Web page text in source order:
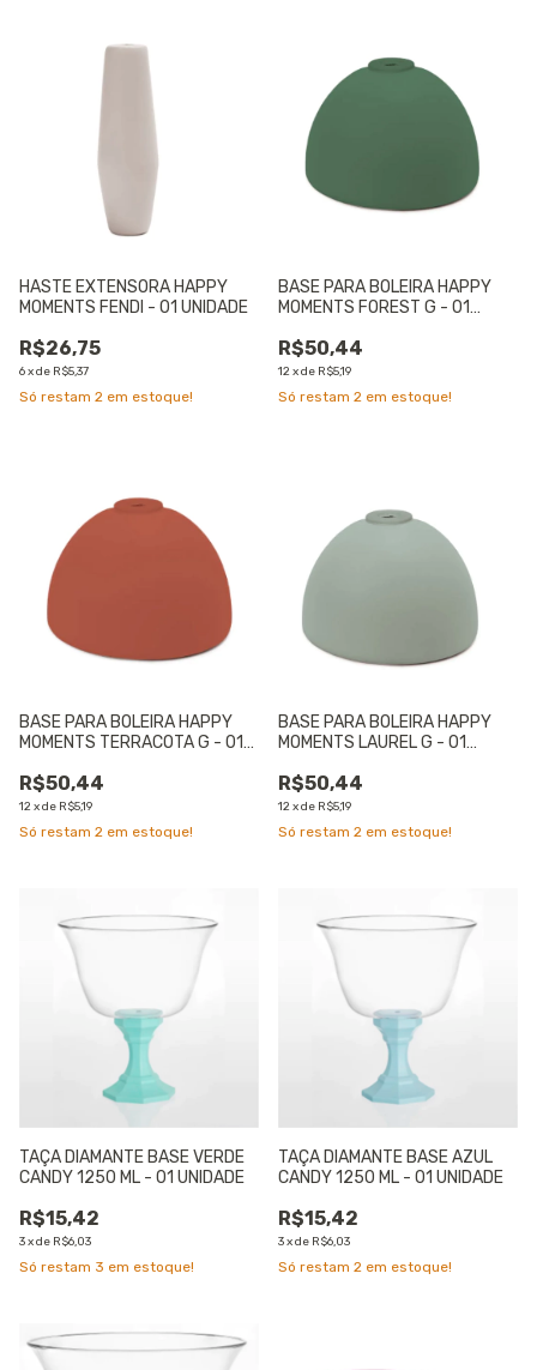
HASTE EXTENSORA HAPPY
MOMENTS FENDI - 01 UNIDADE
R$26,75
6xde R$5,37
Só restam 2 em estoque!
BASE PARA BOLEIRA HAPPY
MOMENTS FOREST G - 01
R$50,44
12xde R$5,19
Só restam 2 em estoque!
BASE PARA BOLEIRA HAPPY
MOMENTS TERRACOTA G - 01
R$50,44
12xde R$5,19
Só restam 2 em estoque!
BASE PARA BOLEIRA HAPPY
MOMENTS LAUREL G - 01
R$50,44
12xde R$5,19
Só restam 2 em estoque!
TAÇA DIAMANTE BASE VERDE
CANDY 1250 ML - 01 UNIDADE
R$15,42
3xde R$6,03
Só restam 3 em estoque!
TAÇA DIAMANTE BASE AZUL
CANDY 1250 ML - 01 UNIDADE
R$15,42
3xde R$6,03
Só restam 2 em estoque!